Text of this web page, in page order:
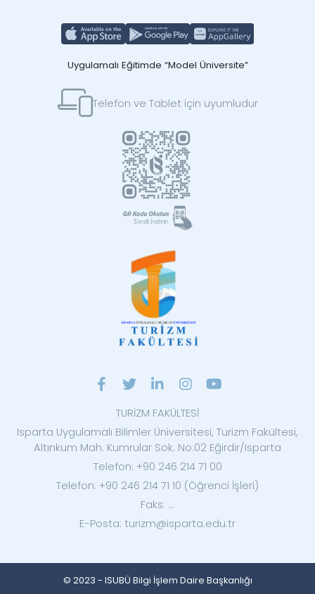
Uygulamalı Eğitimde “Model Üniversite”
Telefon ve Tablet için uyumludur
TURİZM FAKÜLTESİ
Isparta Uygulamalı Bilimler Üniversitesi, Turizm Fakültesi,
Altınkum Mah. Kumrular Sok. No:02 Eğirdir/Isparta
Telefon: +90 246 214 71 00
Telefon: +90 246 214 71 10 (Öğrenci İşleri)
Faks: ...
E-Posta: turizm@isparta.edu.tr
© 2023 - ISUBÜ Bilgi İşlem Daire Başkanlığı